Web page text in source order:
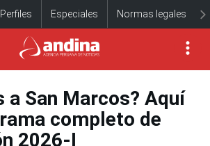
Perfiles Especiales Normas legales
a San Marcos? Aquí
completo de
2026-I